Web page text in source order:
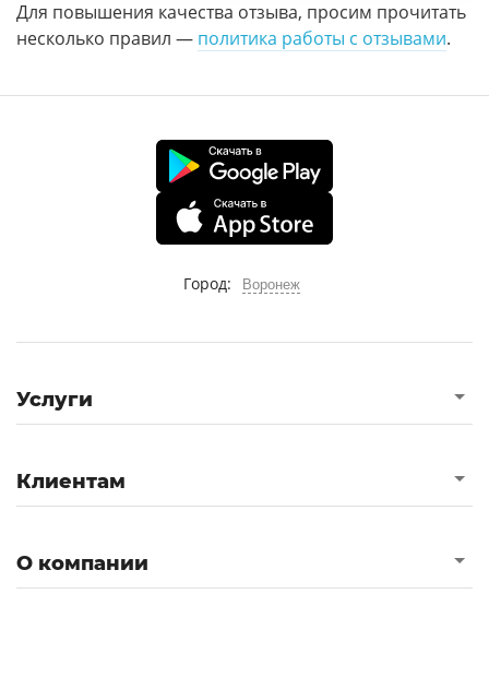
Для повышения качества отзыва, просим прочитать
несколько правил — политика работы с отзывами.
Город: Воронеж
Услуги
Клиентам
О компании